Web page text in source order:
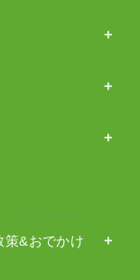
策&おでかけ